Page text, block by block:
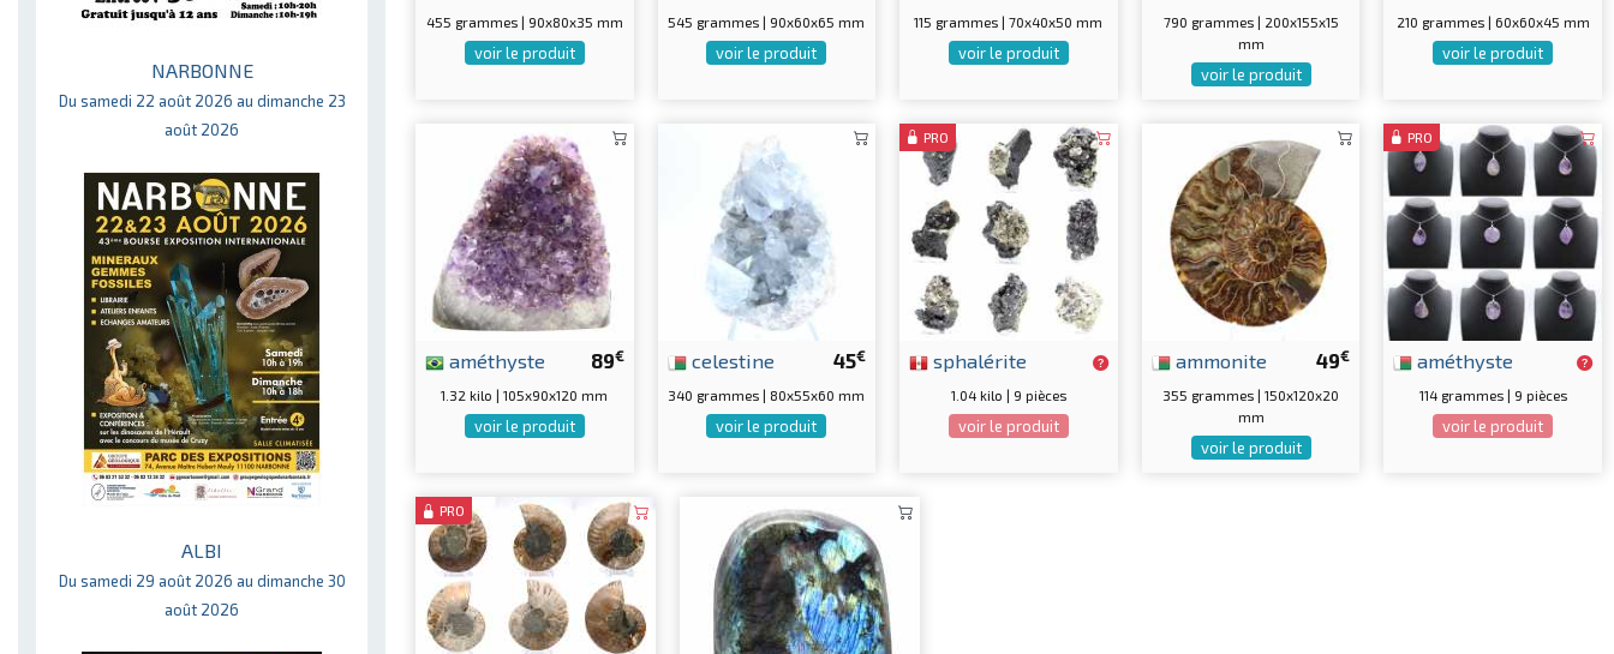
NARBONNE
Du samedi 22 août 2026 au dimanche 23
août 2026
ALBI
Du samedi 29 août 2026 au dimanche 30
août 2026
455 grammes | 90x80x35 mm
voir le produit
545 grammes | 90x60x65 mm
voir le produit
115 grammes | 70x40x50 mm
voir le produit
790 grammes | 200x155x15
mm
voir le produit
210 grammes | 60x60x45 mm
voir le produit
89€
améthyste
1.32 kilo | 105x90x120 mm
voir le produit
45€
celestine
340 grammes | 80x55x60 mm
voir le produit
PRO
sphalérite
1.04 kilo | 9 pièces
voir le produit
49€
ammonite
355 grammes | 150x120x20
mm
voir le produit
PRO
améthyste
114 grammes | 9 pièces
voir le produit
PRO